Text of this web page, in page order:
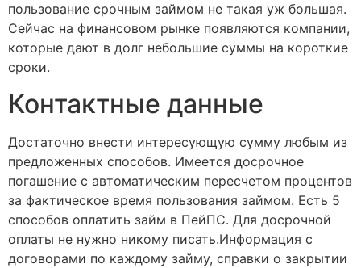
пользование срочным займом не такая уж большая.
Сейчас на финансовом рынке появляются компании,
которые дают в долг небольшие суммы на короткие
сроки.
Контактные данные
Достаточно внести интересующую сумму любым из
предложенных способов. Имеется досрочное
погашение с автоматическим пересчетом процентов
за фактическое время пользования займом. Есть 5
способов оплатить займ в ПейПС. Для досрочной
оплаты не нужно никому писать.Информация с
договорами по каждому займу, справки о закрытии